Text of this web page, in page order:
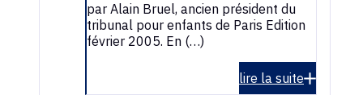
par Alain Bruel, ancien président du
tribunal pour enfants de Paris Edition
février 2005. En (…)
lire la suite